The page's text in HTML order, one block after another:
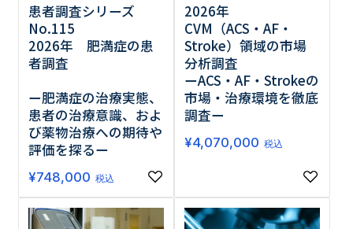
リセット 検索する
患者調査シリーズ
No.115
2026年 肥満症の患
者調査
ー肥満症の治療実態、
患者の治療意識、およ
び薬物治療への期待や
評価を探るー
¥748,000 税込
2026年
CVM（ACS・AF・
Stroke）領域の市場
分析調査
ーACS・AF・Strokeの
市場・治療環境を徹底
調査ー
¥4,070,000 税込